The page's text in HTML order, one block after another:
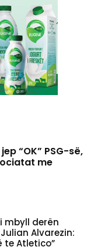
“OK” PSG-së,
me
mbyll derën
Alvarezin:
te Atletico”